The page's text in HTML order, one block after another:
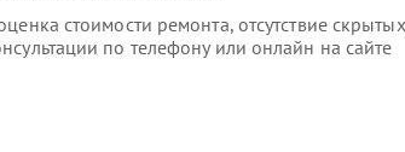
стоимости ремонта, отсутствие скрытых
по телефону или онлайн на сайте